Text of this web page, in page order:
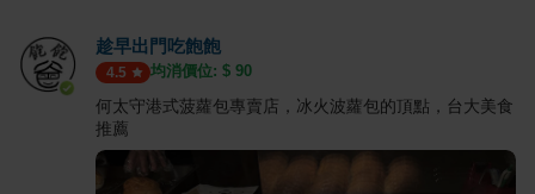
趁早出門吃飽飽
4.5 均消價位: $ 90
何太守港式菠蘿包專賣店，冰火波蘿包的頂點，台大美食
推薦